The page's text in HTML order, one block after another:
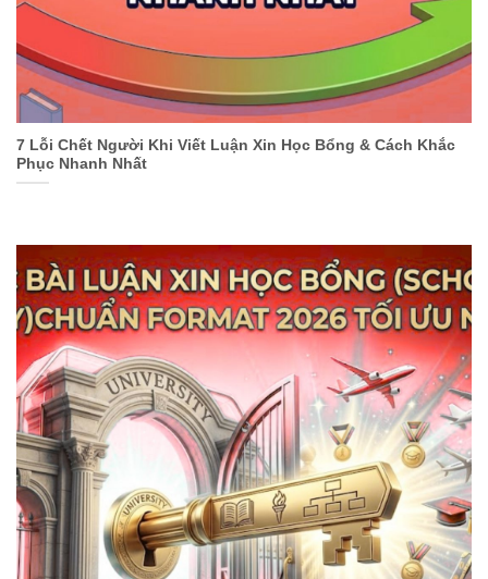
7 Lỗi Chết Người Khi Viết Luận Xin Học Bổng & Cách Khắc
Phục Nhanh Nhất